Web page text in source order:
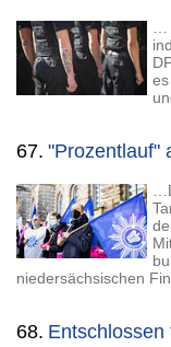
67. "Prozentlauf"
niedersächsischen
68. Entschlossen